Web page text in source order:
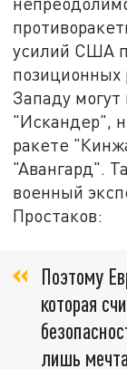
усилий США
позиционных
Западу
"Искандер",
ракете
"Авангард".
военный
Простаков:
Поэтому
которая
лишь